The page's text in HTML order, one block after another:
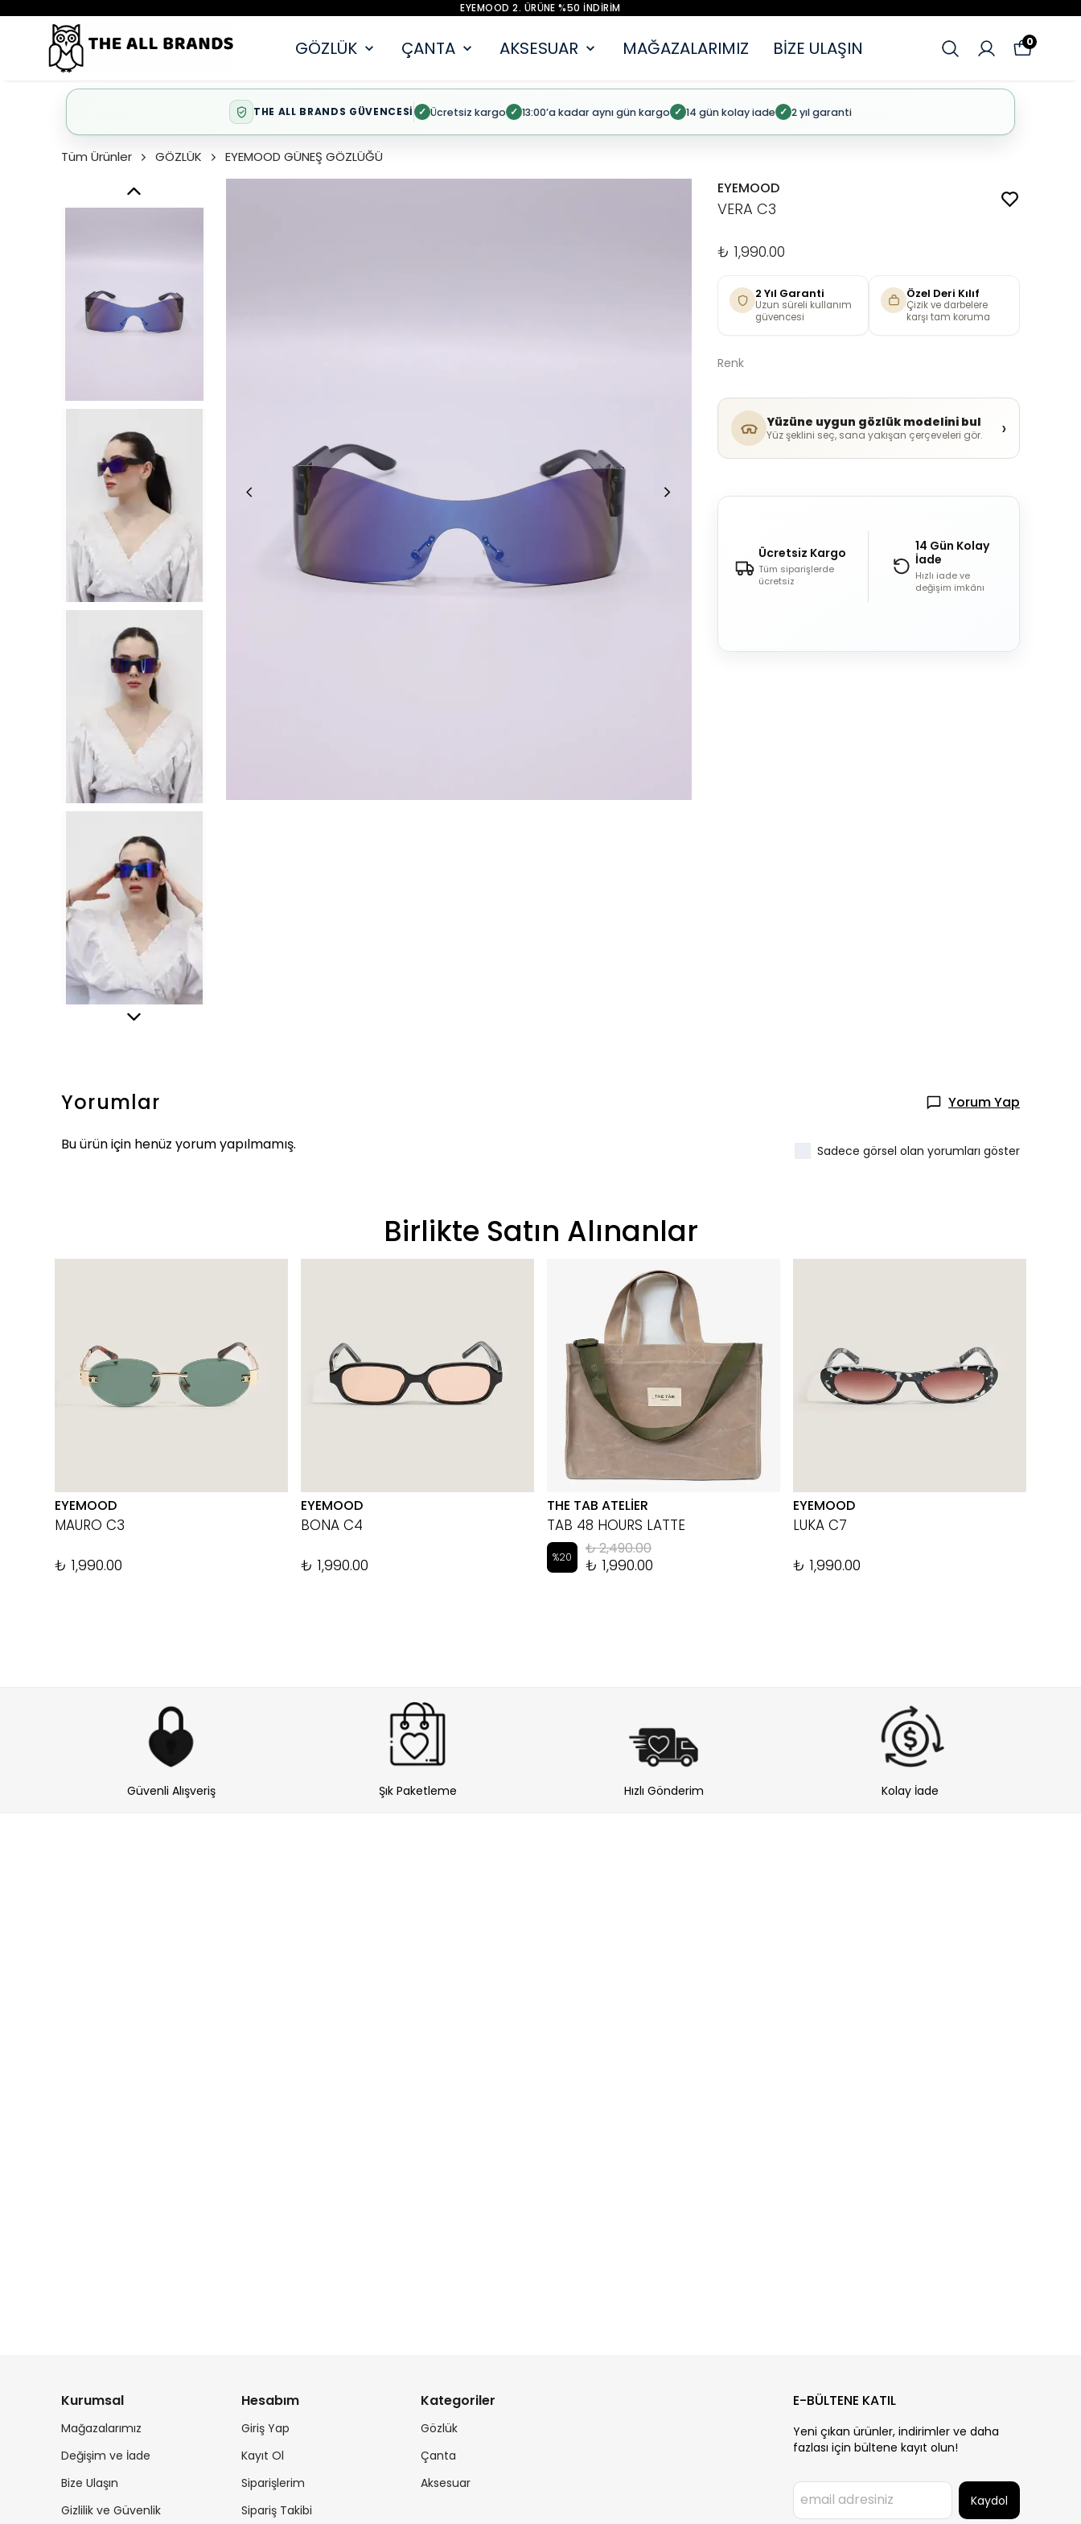
EYEMOOD 2. ÜRÜNE %50 İNDİRİM
GÖZLÜK ÇANTA AKSESUAR MAĞAZALARIMIZ BİZE ULAŞIN 0
THE ALL BRANDS GÜVENCESİ ✓ Ücretsiz kargo ✓ 13:00’a kadar aynı gün kargo ✓ 14 gün kolay iade ✓ 2 yıl garanti
Tüm Ürünler GÖZLÜK EYEMOOD GÜNEŞ GÖZLÜĞÜ
EYEMOOD
VERA C3
₺ 1,990.00
2 Yıl Garanti
Uzun süreli kullanım
güvencesi
Özel Deri Kılıf
Çizik ve darbelere
karşı tam koruma
Renk
Yüzüne uygun gözlük modelini bul
Yüz şeklini seç, sana yakışan çerçeveleri gör. ›
Ücretsiz Kargo
Tüm siparişlerde
ücretsiz
14 Gün Kolay
İade
Hızlı iade ve
değişim imkânı
Yorumlar Yorum Yap
Bu ürün için henüz yorum yapılmamış. Sadece görsel olan yorumları göster
Birlikte Satın Alınanlar
EYEMOOD
MAURO C3
₺ 1,990.00
EYEMOOD
BONA C4
₺ 1,990.00
THE TAB ATELİER
TAB 48 HOURS LATTE
%20 ₺ 2,490.00
₺ 1,990.00
EYEMOOD
LUKA C7
₺ 1,990.00
Güvenli Alışveriş Şık Paketleme Hızlı Gönderim Kolay İade
Kurumsal
Mağazalarımız
Değişim ve İade
Bize Ulaşın
Gizlilik ve Güvenlik
Hesabım
Giriş Yap
Kayıt Ol
Siparişlerim
Sipariş Takibi
Kategoriler
Gözlük
Çanta
Aksesuar
E-BÜLTENE KATIL
Yeni çıkan ürünler, indirimler ve daha
fazlası için bültene kayıt olun!
Kaydol